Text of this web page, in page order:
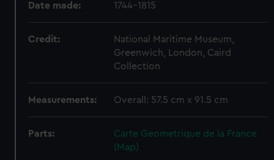
Date made: 1744-1815
Credit:
National Maritime Museum,
Greenwich, London, Caird
Collection
Measurements: Overall: 57.5 cm x 91.5 cm
Parts:
Carte Geometrique de la France
(Map)